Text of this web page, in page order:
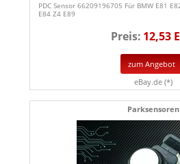
PDC Sensor 66209196705 Für BMW E81
E84 Z4 E89
Preis: 12,53
zum Angebot
eBay.de (*)
Parksensoren